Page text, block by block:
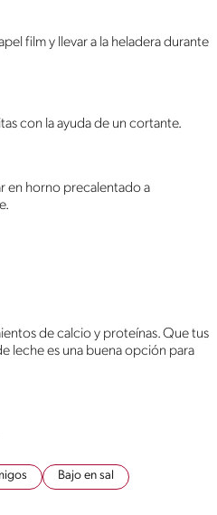
film y llevar a la heladera durante
con la ayuda de un cortante.
en horno precalentado a
de calcio y proteínas. Que tus
leche es una buena opción para
Bajo en sal